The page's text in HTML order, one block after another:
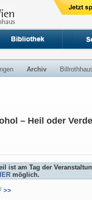
Archiv
– Heil oder
ist am Tag der
möglich.
>>